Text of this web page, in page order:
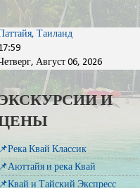
Таиланд
Август 06, 2026
И
📌Река Квай Классик
и река Квай
📌Квай и Тайский Экспресс